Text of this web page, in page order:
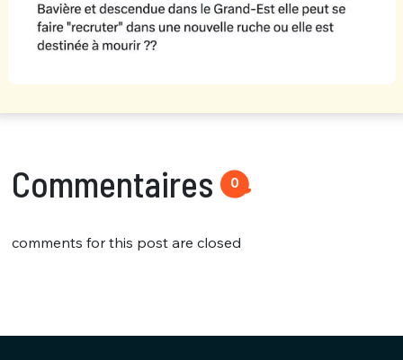
Commentaires 0
comments for this post are closed